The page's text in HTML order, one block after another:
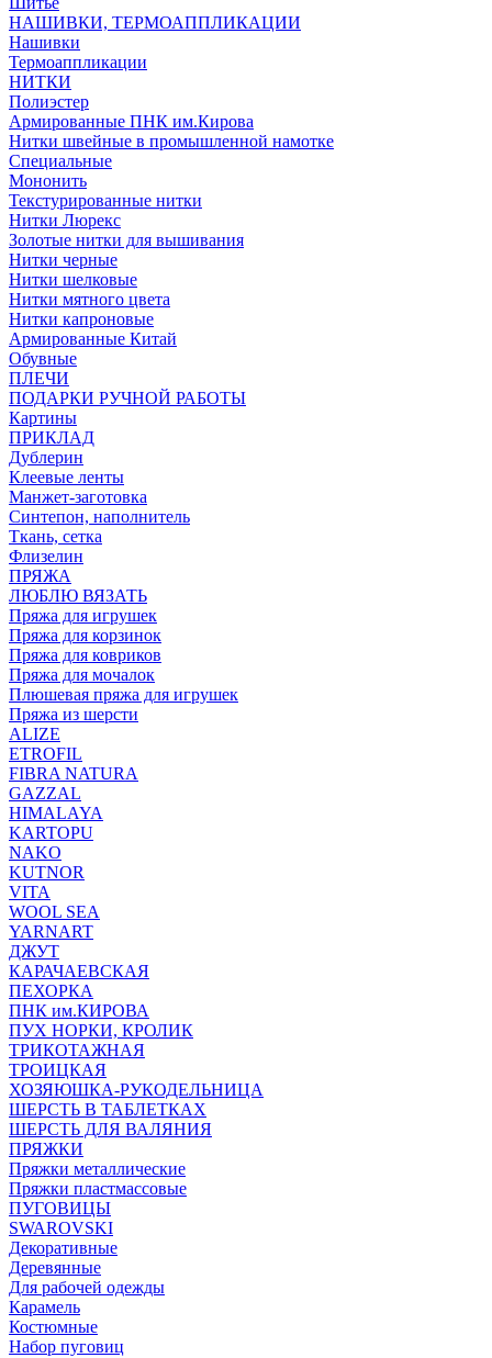
НАШИВКИ, ТЕРМОАППЛИКАЦИИ
Нашивки
Термоаппликации
НИТКИ
Полиэстер
Армированные ПНК им.Кирова
Нитки швейные в промышленной намотке
Специальные
Мононить
Текстурированные нитки
Нитки Люрекс
Золотые нитки для вышивания
Нитки черные
Нитки шелковые
Нитки мятного цвета
Нитки капроновые
Армированные Китай
Обувные
ПЛЕЧИ
ПОДАРКИ РУЧНОЙ РАБОТЫ
Картины
ПРИКЛАД
Дублерин
Клеевые ленты
Манжет-заготовка
Синтепон, наполнитель
Ткань, сетка
Флизелин
ПРЯЖА
ЛЮБЛЮ ВЯЗАТЬ
Пряжа для игрушек
Пряжа для корзинок
Пряжа для ковриков
Пряжа для мочалок
Плюшевая пряжа для игрушек
Пряжа из шерсти
ALIZE
ETROFIL
FIBRA NATURA
GAZZAL
HIMALAYA
KARTOPU
NAKO
KUTNOR
VITA
WOOL SEA
YARNART
ДЖУТ
КАРАЧАЕВСКАЯ
ПЕХОРКА
ПНК им.КИРОВА
ПУХ НОРКИ, КРОЛИК
ТРИКОТАЖНАЯ
ТРОИЦКАЯ
ХОЗЯЮШКА-РУКОДЕЛЬНИЦА
ШЕРСТЬ В ТАБЛЕТКАХ
ШЕРСТЬ ДЛЯ ВАЛЯНИЯ
ПРЯЖКИ
Пряжки металлические
Пряжки пластмассовые
ПУГОВИЦЫ
SWAROVSKI
Декоративные
Деревянные
Для рабочей одежды
Карамель
Костюмные
Набор пуговиц